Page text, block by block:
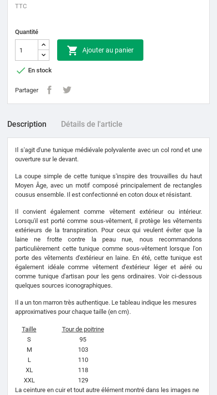
TTC
Quantité
 Ajouter au panier
 En stock
Partager
Description Détails de l'article
Il s'agit d'une tunique médiévale polyvalente avec un col rond et une
ouverture sur le devant.
La coupe simple de cette tunique s'inspire des trouvailles du haut
Moyen Âge, avec un motif composé principalement de rectangles
cousus ensemble. Il est confectionné en coton doux et résistant.
Il convient également comme vêtement extérieur ou intérieur.
Lorsqu'il est porté comme sous-vêtement, il protège les vêtements
extérieurs de la transpiration. Pour ceux qui veulent éviter que la
laine ne frotte contre la peau nue, nous recommandons
particulièrement cette tunique comme sous-vêtement lorsque l'on
porte des vêtements d'extérieur en laine. En été, cette tunique est
également idéale comme vêtement d'extérieur léger et aéré ou
comme tunique d'artisan pour les gens ordinaires.Voir ci-dessous
quelques sources iconographiques.
Il a un ton marron très authentique. Le tableau indique les mesures
approximatives pour chaque taille (en cm).
Taille
Tour de poitrine
S
95
M
103
L
110
XL
118
XXL
129
La ceinture en cuir et tout autre élément montré dans les images ne